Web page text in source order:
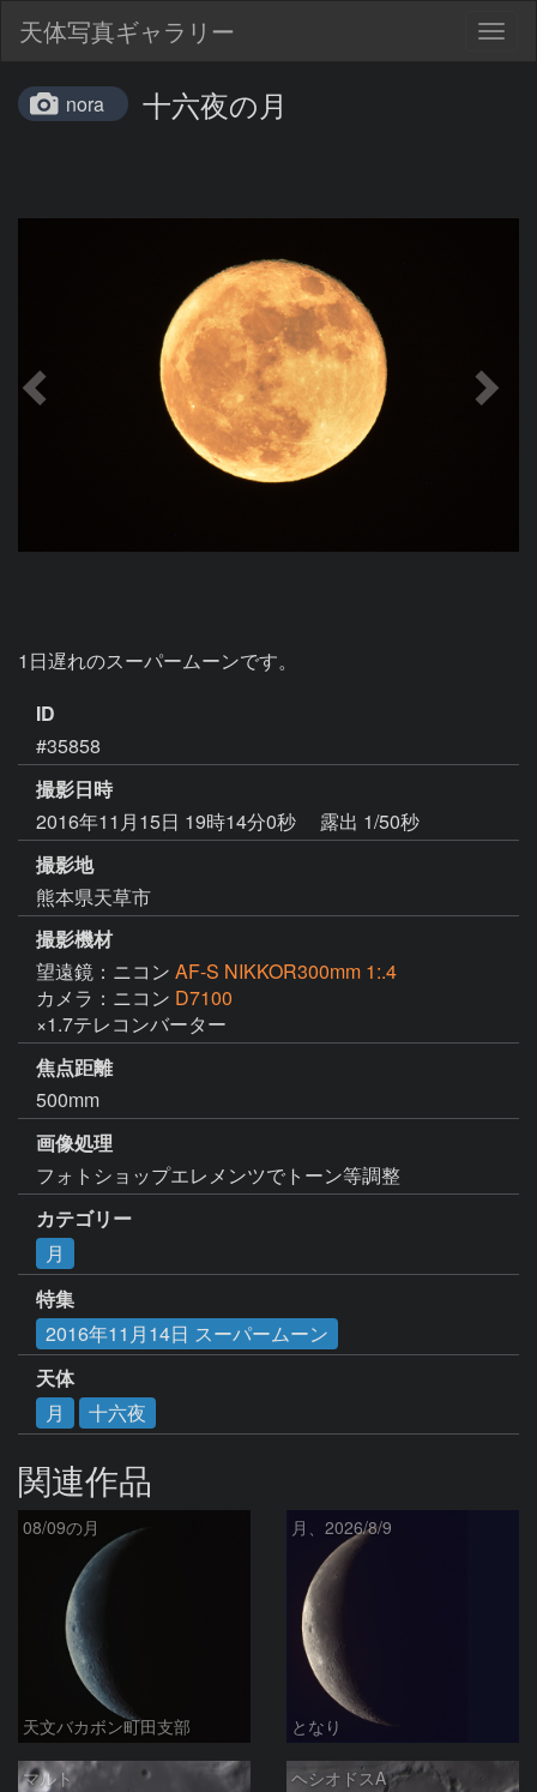
天体写真ギャラリー
nora 十六夜の月
1日遅れのスーパームーンです。
ID
#35858
撮影日時
2016年11月15日 19時14分0秒
露出 1/50秒
撮影地
熊本県天草市
撮影機材
望遠鏡：ニコン AF-S NIKKOR300mm 1:.4
カメラ：ニコン D7100
×1.7テレコンバーター
焦点距離
500mm
画像処理
フォトショップエレメンツでトーン等調整
カテゴリー
月
特集
2016年11月14日 スーパームーン
天体
月
十六夜
関連作品
08/09の月
天文バカボン町田支部
月、2026/8/9
となり
マルト ヘシオドスA